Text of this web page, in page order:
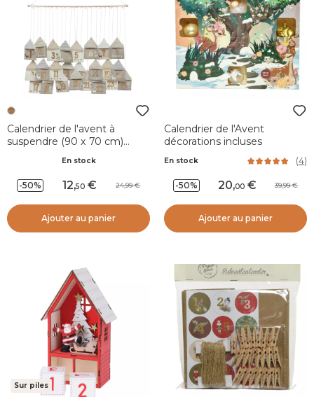
Calendrier de l'avent à
suspendre (90 x 70 cm)
En stock
-50% 12,50 24,99
Ajouter au panier
Calendrier de l'Avent
décorations incluses
En stock (4)
-50% 20,00 39,99
Ajouter au panier
Sur piles